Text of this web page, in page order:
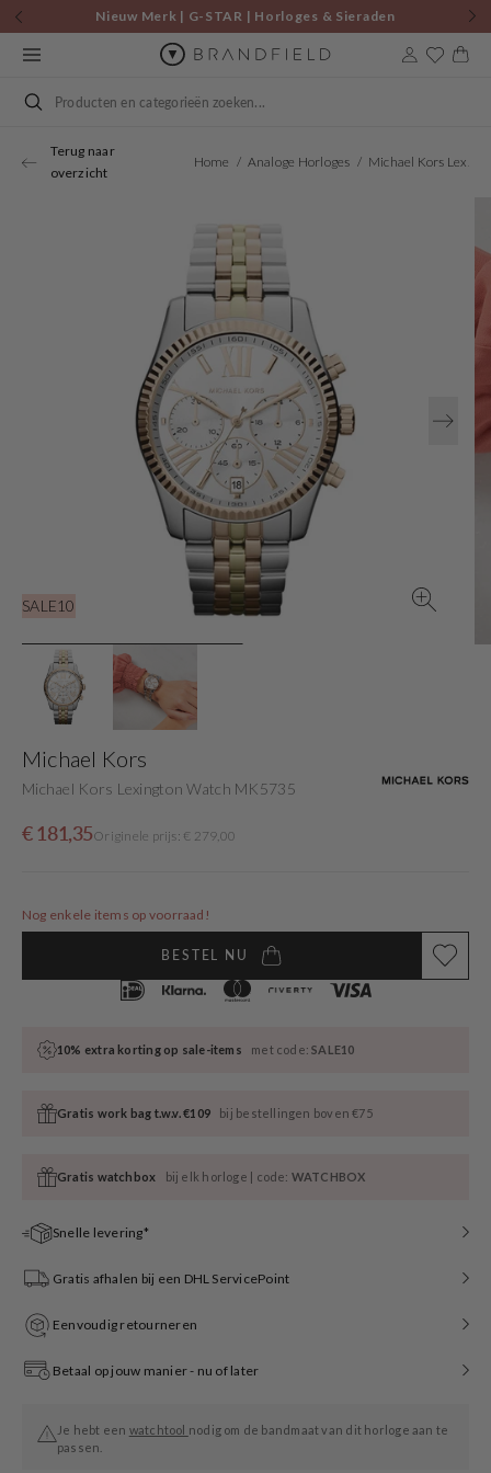
Skip to
content
Nieuw Merk | G-STAR | Horloges & Sieraden
Cart
Search
Terug naar
overzicht
Home Analoge Horloges Michael Kors Lexington Watch MK5735
SALE10
Open
media
1
in
gallery
view
Michael Kors
Michael Kors Lexington Watch MK5735
Sale
€ 181,35
OrigineleOriginele prijs: € 279,00
Nog enkele items op voorraad!
BESTEL NU
10% extra korting op sale-items met code:SALE10
Gratis work bag t.w.v. €109 bij bestellingen boven €75
Gratis watchbox bij elk horloge | code: WATCHBOX
Snelle levering*
Gratis afhalen bij een DHL ServicePoint
Eenvoudig retourneren
Betaal op jouw manier - nu of later
Je hebt een watchtool nodig om de bandmaat van dit horloge aan te
passen.